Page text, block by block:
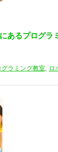
あるプログラ
グラミング教室, ロ